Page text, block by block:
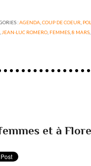
:AGENDA COUP DE COEUR
JEAN-LUC ROMERO FEMMES ,8 MARS
et à